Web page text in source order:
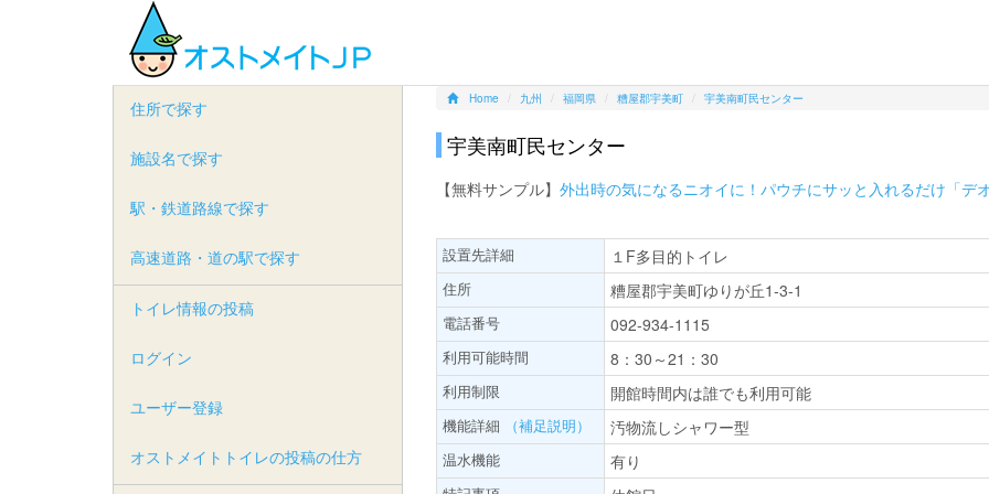
Home 九州 福岡県 糟屋郡宇美町 宇美南町民センター
宇美南町民センター
【無料サンプル】 外出時の気になるニオイに！パウチにサッと入れるだけ「デ
設置先詳細 １F多目的トイレ
住所 糟屋郡宇美町ゆりが丘1-3-1
電話番号 092-934-1115
利用可能時間 8：30～21：30
利用制限 開館時間内は誰でも利用可能
機能詳細 （補足説明） 汚物流しシャワー型
温水機能 有り
住所で探す
施設名で探す
駅・鉄道路線で探す
高速道路・道の駅で探す
トイレ情報の投稿
ログイン
ユーザー登録
オストメイトトイレの投稿の仕方